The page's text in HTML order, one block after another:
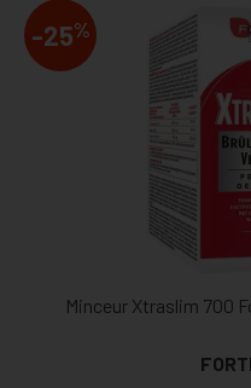
-25%
Minceur Xtraslim 700